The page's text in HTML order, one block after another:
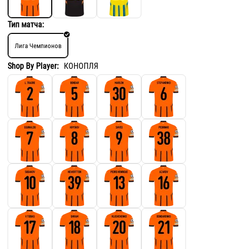
Тип матча:
Лига Чемпионов
Shop By Player: КОНОПЛЯ